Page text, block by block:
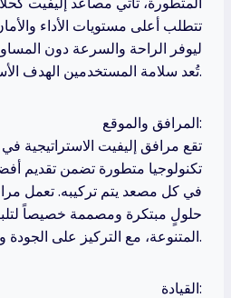
تتطلب أعلى مستويات الأداء
ليوفر الراحة والسرعة دون
تُعد سلامة المستخدمين الهدف الأسمى للشركة.
المرافق والموقع:
تقع مرافق إليفيت الاستراتيجية
تكنولوجيا متطورة تضمن تقديم
في كل مصعد يتم تركيبه. تعمل
حلولٍ مبتكرة ومصممة خصيصاً
المتنوعة، مع التركيز على الجودة والتفاصيل الدقيقة.
القيادة: